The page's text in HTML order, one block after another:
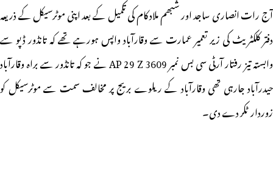
آج رات انصاری ساجد اور شبھم ملاد کام کی تکمیل کے بعد اپنی موٹرسیکل کے ذریعہ
دفتر کلکٹریٹ کی زیر تعمیر عمارت سے وقارآباد واپس ہورہے تھے کہ تانڈور ڈپو سے
وابستہ تیز رفتار آرٹی سی بس نمبر AP 29 Z 3609 نے جو کہ تانڈور سے براہ وقارآباد
حیدرآباد جارہی تھی وقارآباد کے ریلوے بریج پر مخالف سمت سے موٹرسیکل کو
زوردار ٹکر دے دی۔